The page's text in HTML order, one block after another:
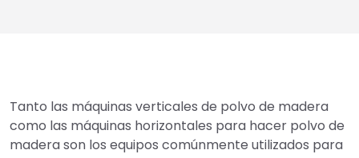
Tanto las máquinas verticales de polvo de madera
como las máquinas horizontales para hacer polvo de
madera son los equipos comúnmente utilizados para